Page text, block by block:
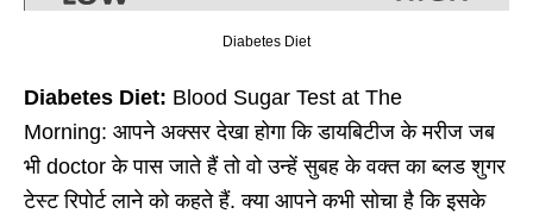
Diabetes Diet
Diabetes Diet: Blood Sugar Test at The
Morning: आपने अक्सर देखा होगा कि डायबिटीज के मरीज जब
भी doctor के पास जाते हैं तो वो उन्हें सुबह के वक्त का ब्लड शुगर
टेस्ट रिपोर्ट लाने को कहते हैं. क्या आपने कभी सोचा है कि इसके